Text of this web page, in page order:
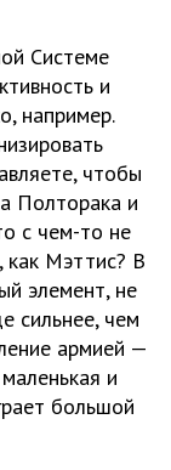
Системе
и
например.
чтобы
Полторака и
с чем-то не
как Мэттис? В
элемент, не
сильнее, чем
армией —
и
большой